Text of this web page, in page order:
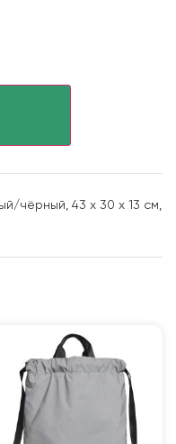
чёрный, 43 x 30 x 13 см,